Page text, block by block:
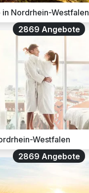
Nordrhein-Westfalen
2869 Angebote
Westfalen
2869 Angebote